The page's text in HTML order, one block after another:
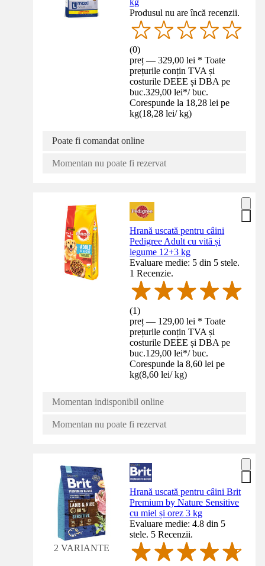
Produsul nu are încă recenzii.
(0)
preț — 329,00 lei * Toate
prețurile conțin TVA și
costurile DEEE și DBA pe
buc.329,00 lei*/ buc.
Corespunde la 18,28 lei pe
kg(18,28 lei/ kg)
Poate fi comandat online
Momentan nu poate fi rezervat
Hrană uscată pentru câini
Pedigree Adult cu vită și
legume 12+3 kg
Evaluare medie: 5 din 5 stele.
1 Recenzie.
(1)
preț — 129,00 lei * Toate
prețurile conțin TVA și
costurile DEEE și DBA pe
buc.129,00 lei*/ buc.
Corespunde la 8,60 lei pe
kg(8,60 lei/ kg)
Momentan indisponibil online
Momentan nu poate fi rezervat
2 VARIANTE
Hrană uscată pentru câini Brit
Premium by Nature Sensitive
cu miel și orez 3 kg
Evaluare medie: 4.8 din 5
stele. 5 Recenzii.